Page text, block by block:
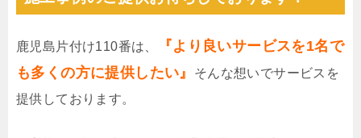
鹿児島片付け110番は、
『より良いサービスを1名で
も多くの方に提供したい』
そんな想いでサービスを
提供しております。